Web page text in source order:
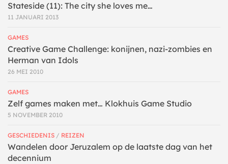
Stateside (11): The city she loves me…
11 JANUARI 2013
GAMES
Creative Game Challenge: konijnen, nazi-zombies en
Herman van Idols
26 MEI 2010
GAMES
Zelf games maken met… Klokhuis Game Studio
5 NOVEMBER 2010
GESCHIEDENIS / REIZEN
Wandelen door Jeruzalem op de laatste dag van het
decennium